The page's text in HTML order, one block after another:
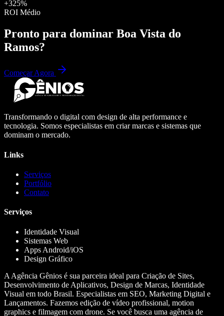
+325%
ROI Médio
Pronto para dominar Boa Vista do
Ramos?
Começar Agora
Transformando o digital com design de alta performance e
tecnologia. Somos especialistas em criar marcas e sistemas que
dominam o mercado.
Links
Serviços
Portfólio
Contato
Serviços
Identidade Visual
Sistemas Web
Apps Android/iOS
Design Gráfico
A Agência Gênios é sua parceira ideal para Criação de Sites,
Desenvolvimento de Aplicativos, Design de Marcas, Identidade
Visual em todo Brasil. Especialistas em SEO, Marketing Digital e
Lançamentos. Fazemos edição de vídeo profissional, motion
graphics e filmagem com drone. Se você busca uma agência de